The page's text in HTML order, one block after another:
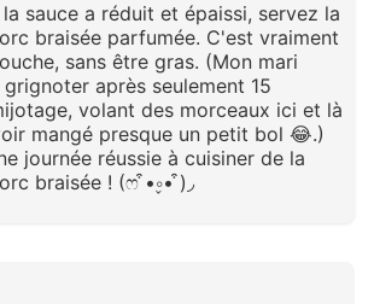
sauce a réduit et épaissi, servez la
braisée parfumée. C'est vraiment
sans être gras. (Mon mari
après seulement 15
volant des morceaux ici et là
mangé presque un petit bol 😂.)
journée réussie à cuisiner de la
braisée ! (ෆ ͒•∘̬• ͒)◞